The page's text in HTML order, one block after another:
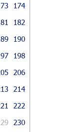
174
182
190
198
206
214
222
230